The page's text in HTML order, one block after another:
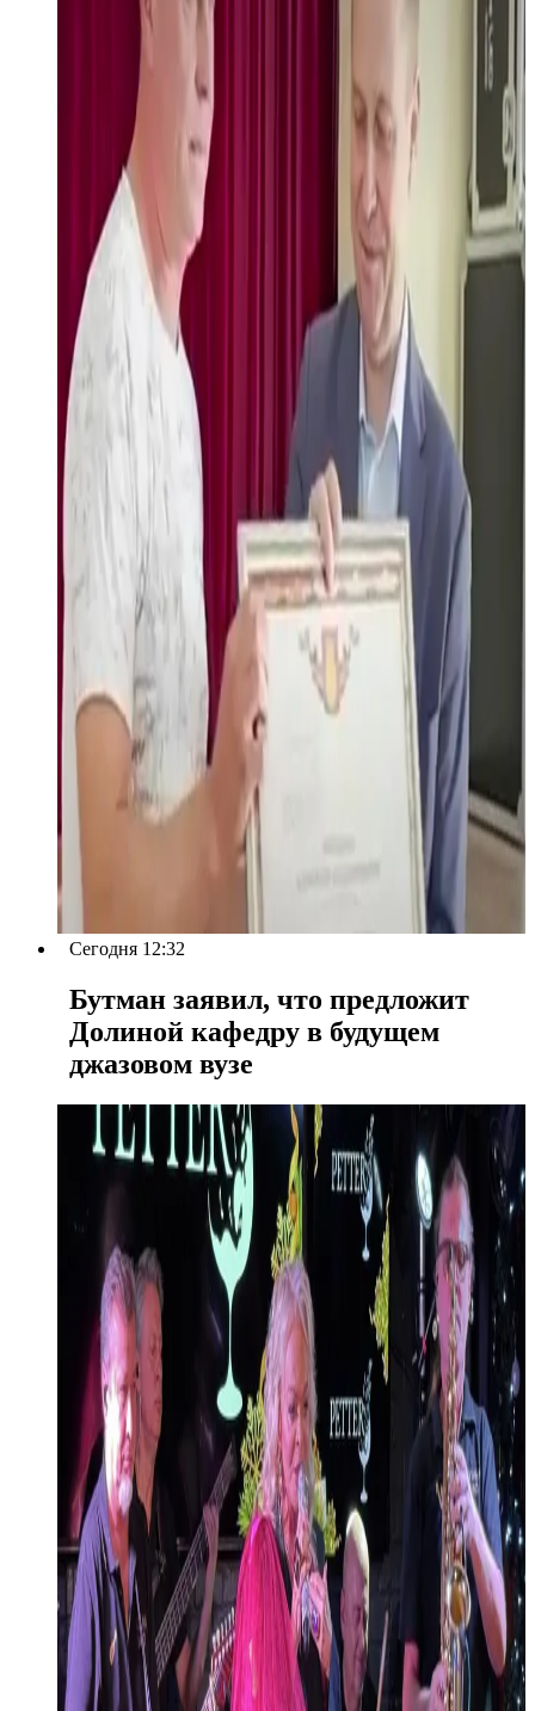
Сегодня 12:32
Бутман заявил, что предложит
Долиной кафедру в будущем
джазовом вузе